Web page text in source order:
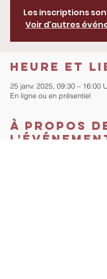
Les inscriptions
Voir d'autres
Heure et
25 janv. 2025, 09:30 – 16:00
En ligne ou en présentiel
À propos